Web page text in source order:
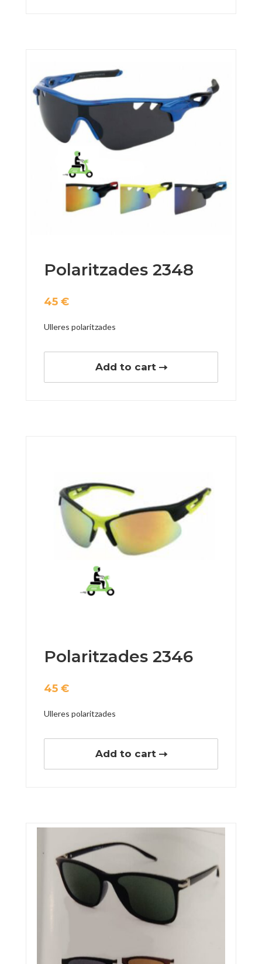
Polaritzades 2348
45 €
Ulleres polaritzades
Add to cart
Polaritzades 2346
45 €
Ulleres polaritzades
Add to cart